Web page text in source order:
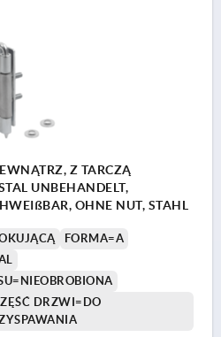
Z TARCZĄ
UNBEHANDELT,
OHNE NUT, STAHL
FORMA=A
DRZWI=DO